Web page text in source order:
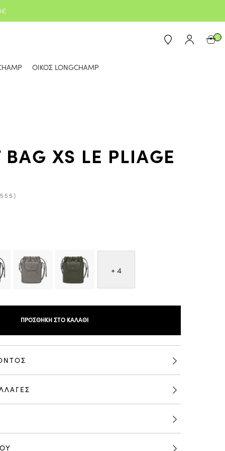
0
ΟΙΚΟΣ LONGCHAMP
BAG XS LE PLIAGE
+ 4
ΠΡΟΣΘΉΚΗ ΣΤΟ ΚΑΛΆΘΙ